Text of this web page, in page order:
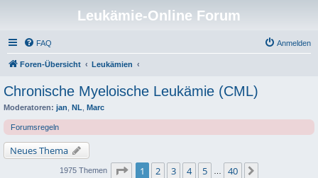
Leukämie-Online Forum
FAQ Anmelden
Foren-Übersicht Leukämien
Chronische Myeloische Leukämie (CML)
Moderatoren: jan NL Marc
Forumsregeln
Neues Thema
1975 Themen Seite von
1 2 3 4 5 40